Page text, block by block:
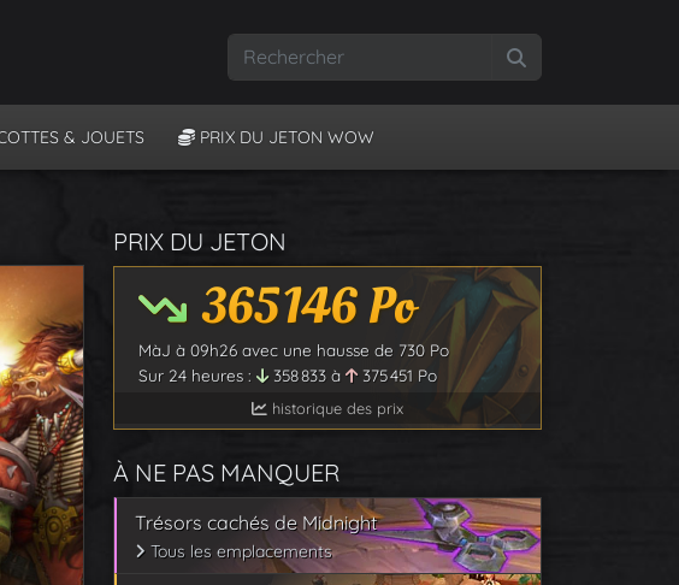
& JOUETS PRIX DU JETON WOW
PRIX DU JETON
365 146Po
MàJ à 09h26 avec une hausse de 730 Po
Sur 24 heures :
358 833 à 375 451 Po
historique des prix
À NE PAS MANQUER
Trésors cachés de Midnight
Tous les emplacements